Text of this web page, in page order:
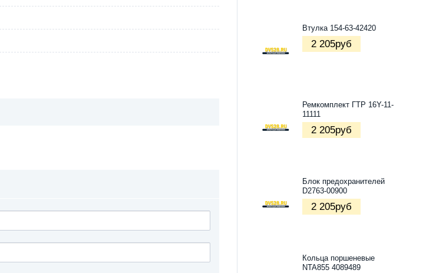
Втулка 154-63-42420
2 205руб
Ремкомплект ГТР 16Y-11-
11111
2 205руб
Блок предохранителей
D2763-00900
2 205руб
Кольца поршеневые
NTA855 4089489